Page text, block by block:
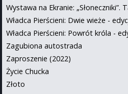
Wystawa na Ekranie: „Słoneczniki”.
Władca Pierścieni: Dwie wieże -
Władca Pierścieni: Powrót króla -
Zagubiona autostrada
Zaproszenie (2022)
Życie Chucka
Złoto